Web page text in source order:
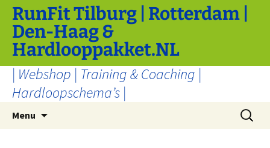
naar
inhoud
RunFit Tilburg | Rotterdam |
Den-Haag &
Hardlooppakket.NL
| Webshop | Training & Coaching |
Hardloopschema’s |
Menu
Zoeken
naar: